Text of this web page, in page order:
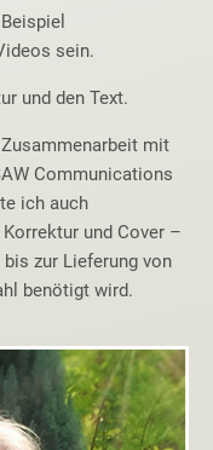
sein.
und den Text.
mit
Communications
ich auch
und Cover –
zur Lieferung von
benötigt wird.